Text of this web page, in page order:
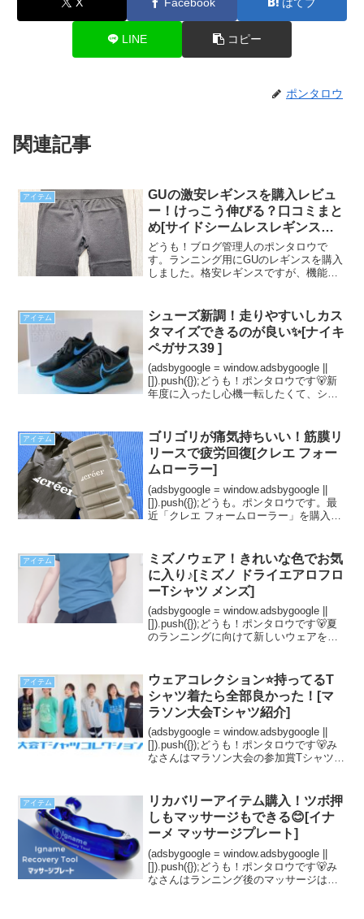
LINE コピー
ポンタロウ
関連記事
アイテム
GUの激安レギンスを購入レビュ
ー！けっこう伸びる？口コミまと
め[サイドシームレスレギンス１
０分丈]
どうも！ブログ管理人のポンタロウで
す。ランニング用にGUのレギンスを購入
しました。格安レギンスですが、機能性
について紹介します。 (adsbygoogle =
wind...
アイテム
シューズ新調！走りやすいしカス
タマイズできるのが良い✨[ナイキ
ペガサス39 ]
(adsbygoogle = window.adsbygoogle ||
[]).push({});どうも！ポンタロウです🐻新
年度に入ったし心機一転したくて、シュ
ー...
アイテム
ゴリゴリが痛気持ちいい！筋膜リ
リースで疲労回復[クレエ フォー
ムローラー]
(adsbygoogle = window.adsbygoogle ||
[]).push({});どうも。ポンタロウです。最
近「クレエ フォームローラー」を購入し
Ama...
アイテム
ミズノウェア！きれいな色でお気
に入り♪[ミズノ ドライエアロフロ
ーTシャツ メンズ]
(adsbygoogle = window.adsbygoogle ||
[]).push({});どうも！ポンタロウです🐻夏
のランニングに向けて新しいウェアを購
すすめ...
アイテム
ウェアコレクション⭐️持ってるT
シャツ着たら全部良かった！[マ
ラソン大会Tシャツ紹介]
(adsbygoogle = window.adsbygoogle ||
[]).push({});どうも！ポンタロウです🐻み
なさんはマラソン大会の参加賞Tシャツを
わ...
アイテム
リカバリーアイテム購入！ツボ押
しもマッサージもできる😊[イナ
ーメ マッサージプレート]
(adsbygoogle = window.adsbygoogle ||
[]).push({});どうも！ポンタロウです🐻み
なさんはランニング後のマッサージはど